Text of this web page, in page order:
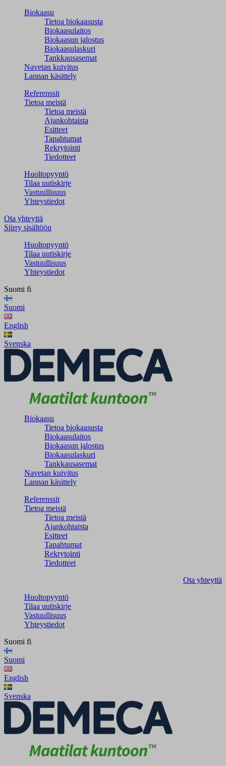
Biokaasu
Tietoa biokaasusta
Biokaasulaitos
Biokaasun jalostus
Biokaasulaskuri
Tankkausasemat
Navetan kuivitus
Lannan käsittely
Referenssit
Tietoa meistä
Tietoa meistä
Ajankohtaista
Esitteet
Tapahtumat
Rekrytointi
Tiedotteet
Huoltopyyntö
Tilaa uutiskirje
Vastuullisuus
Yhteystiedot
Ota yhteyttä
Siirry sisältöön
Huoltopyyntö
Tilaa uutiskirje
Vastuullisuus
Yhteystiedot
Suomi fi
Suomi
English
Svenska
Biokaasu
Tietoa biokaasusta
Biokaasulaitos
Biokaasun jalostus
Biokaasulaskuri
Tankkausasemat
Navetan kuivitus
Lannan käsittely
Referenssit
Tietoa meistä
Tietoa meistä
Ajankohtaista
Esitteet
Tapahtumat
Rekrytointi
Tiedotteet
Ota yhteyttä
Huoltopyyntö
Tilaa uutiskirje
Vastuullisuus
Yhteystiedot
Suomi fi
Suomi
English
Svenska